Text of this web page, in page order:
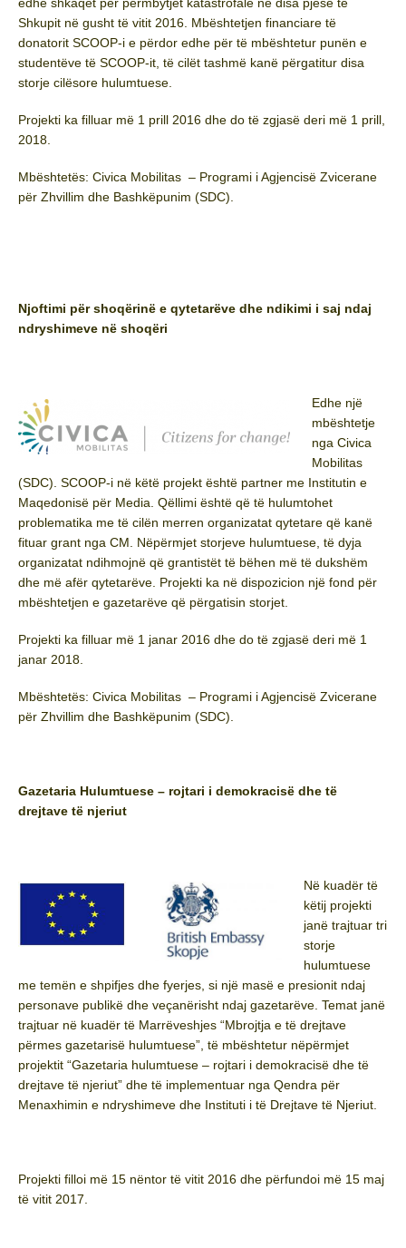
Shkupit në gusht të vitit 2016. Mbështetjen financiare të
donatorit SCOOP-i e përdor edhe për të mbështetur punën e
studentëve të SCOOP-it, të cilët tashmë kanë përgatitur disa
storje cilësore hulumtuese.
Projekti ka filluar më 1 prill 2016 dhe do të zgjasë deri më 1 prill,
2018.
Mbështetës: Civica Mobilitas – Programi i Agjencisë Zvicerane
për Zhvillim dhe Bashkëpunim (SDC).
Njoftimi për shoqërinë e qytetarëve dhe ndikimi i saj ndaj
ndryshimeve në shoqëri
Edhe një
mbështetje
nga Civica
Mobilitas
(SDC). SCOOP-i në këtë projekt është partner me Institutin e
Maqedonisë për Media. Qëllimi është që të hulumtohet
problematika me të cilën merren organizatat qytetare që kanë
fituar grant nga CM. Nëpërmjet storjeve hulumtuese, të dyja
organizatat ndihmojnë që grantistët të bëhen më të dukshëm
dhe më afër qytetarëve. Projekti ka në dispozicion një fond për
mbështetjen e gazetarëve që përgatisin storjet.
Projekti ka filluar më 1 janar 2016 dhe do të zgjasë deri më 1
janar 2018.
Mbështetës: Civica Mobilitas – Programi i Agjencisë Zvicerane
për Zhvillim dhe Bashkëpunim (SDC).
Gazetaria Hulumtuese – rojtari i demokracisë dhe të
drejtave të njeriut
Në kuadër të
këtij projekti
janë trajtuar tri
storje
hulumtuese
me temën e shpifjes dhe fyerjes, si një masë e presionit ndaj
personave publikë dhe veçanërisht ndaj gazetarëve. Temat janë
trajtuar në kuadër të Marrëveshjes “Mbrojtja e të drejtave
përmes gazetarisë hulumtuese”, të mbështetur nëpërmjet
projektit “Gazetaria hulumtuese – rojtari i demokracisë dhe të
drejtave të njeriut” dhe të implementuar nga Qendra për
Menaxhimin e ndryshimeve dhe Instituti i të Drejtave të Njeriut.
Projekti filloi më 15 nëntor të vitit 2016 dhe përfundoi më 15 maj
të vitit 2017.